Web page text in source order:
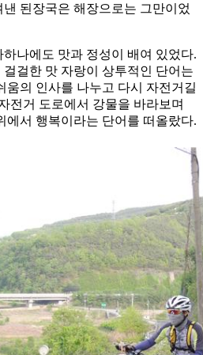
된장국은 해장으로는 그만이었
나에도 맛과 정성이 배여 있었다.
걸한 맛 자랑이 상투적인 단어는
움의 인사를 나누고 다시 자전거길
전거 도로에서 강물을 바라보며
에서 행복이라는 단어를 떠올랐다.